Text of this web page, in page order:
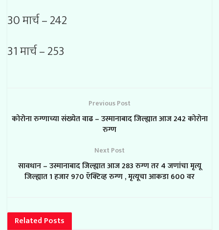
30 मार्च – 242
31 मार्च – 253
Previous Post
कोरोना रुग्णाच्या संख्येत वाढ – उस्मानाबाद जिल्ह्यात आज 242 कोरोना
रुग्ण
Next Post
सावधान – उस्मानाबाद जिल्ह्यात आज 283 रुग्ण तर 4 जणांचा मृत्यू
जिल्ह्यात 1 हजार 970 ऍक्टिव्ह रुग्ण , मृत्यूचा आकडा 600 वर
Related Posts